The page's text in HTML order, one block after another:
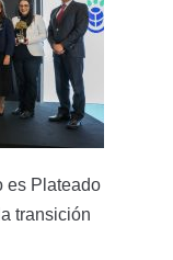
es Plateado
transición